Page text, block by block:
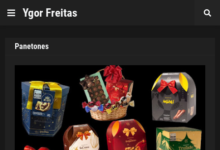
Ygor Freitas
Panetones